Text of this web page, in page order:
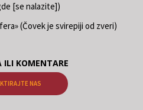
[se nalazite])
(Čovek je svirepiji od zveri)
ILI KOMENTARE
NAS